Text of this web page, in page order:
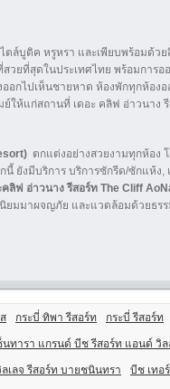
ตล์บูติค หรูหรา และเพียบพร้อมด้ว
วยที่สุดในประเทศไทย พร้อมการอ
อกไปเห็นชายหาด ห้องพักทุกห้อง
ให้แก่สถานที่ เดอะ คลิฟ อ่าวนาง
ตกแต่งอย่างสวยงามทุกห้อง
นี้ ยังมีบริการ บริการซักรีด/ซักแห้ง
คลิฟ อ่าวนาง รีสอร์ท The Cliff
มมาผจญภัย และแวดล้อมด้วยธร
กระบี่ ทิพา รีสอร์ท กระบี่ รีสอร์ท
นทารา แกรนด์ บีช รีสอร์ท แอนด์ วิล
เลจ รีสอร์ท บายชนินทรา บีช เทอ